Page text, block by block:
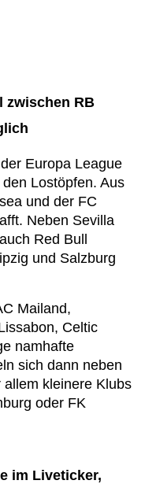
zwischen RB
Europa League
Lostöpfen. Aus
und der FC
Neben Sevilla
Red Bull
und Salzburg
Mailand,
Celtic
namhafte
sich dann neben
kleinere Klubs
oder FK
im Liveticker,